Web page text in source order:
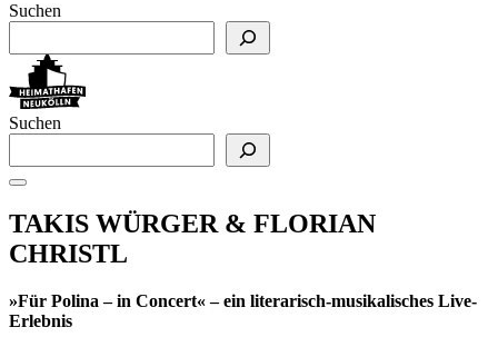
Suchen
Suchen
TAKIS WÜRGER & FLORIAN
CHRISTL
»Für Polina – in Concert« – ein literarisch-musikalisches Live-
Erlebnis